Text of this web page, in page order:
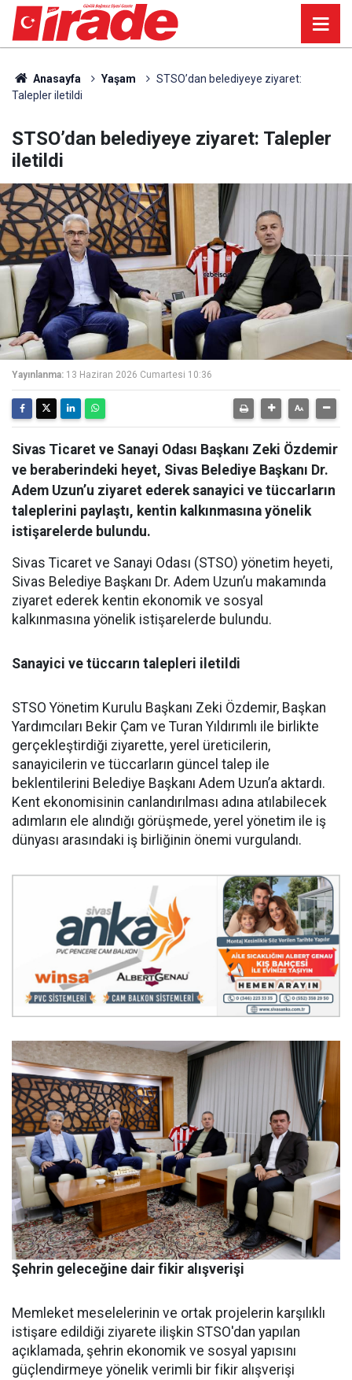
Anasayfa Yaşam
STSO’dan belediyeye ziyaret:
Talepler iletildi
STSO’dan belediyeye ziyaret: Talepler
iletildi
Yayınlanma: 13 Haziran 2026 Cumartesi 10:36
Sivas Ticaret ve Sanayi Odası Başkanı Zeki Özdemir
ve beraberindeki heyet, Sivas Belediye Başkanı Dr.
Adem Uzun’u ziyaret ederek sanayici ve tüccarların
taleplerini paylaştı, kentin kalkınmasına yönelik
istişarelerde bulundu.
Sivas Ticaret ve Sanayi Odası (STSO) yönetim heyeti,
Sivas Belediye Başkanı Dr. Adem Uzun’u makamında
ziyaret ederek kentin ekonomik ve sosyal
kalkınmasına yönelik istişarelerde bulundu.
Sanayici ve tüccarın talepleri iletildi
STSO Yönetim Kurulu Başkanı Zeki Özdemir, Başkan
Yardımcıları Bekir Çam ve Turan Yıldırımlı ile birlikte
gerçekleştirdiği ziyarette, yerel üreticilerin,
sanayicilerin ve tüccarların güncel talep ile
beklentilerini Belediye Başkanı Adem Uzun’a aktardı.
Kent ekonomisinin canlandırılması adına atılabilecek
adımların ele alındığı görüşmede, yerel yönetim ile iş
dünyası arasındaki iş birliğinin önemi vurgulandı.
Şehrin geleceğine dair fikir alışverişi
Memleket meselelerinin ve ortak projelerin karşılıklı
istişare edildiği ziyarete ilişkin STSO'dan yapılan
açıklamada, şehrin ekonomik ve sosyal yapısını
güçlendirmeye yönelik verimli bir fikir alışverişi